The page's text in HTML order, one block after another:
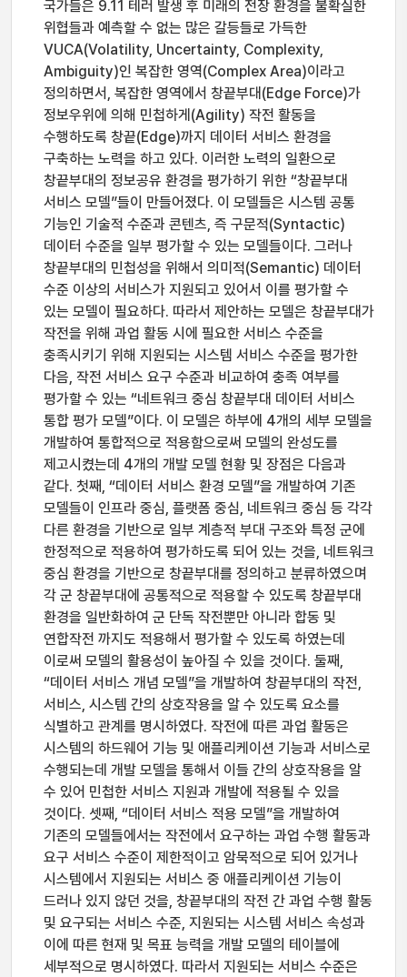
국가들은 9.11 테러 발생 후 미래의 전장 환경을 불확실한
위협들과 예측할 수 없는 많은 갈등들로 가득한
VUCA(Volatility, Uncertainty, Complexity,
Ambiguity)인 복잡한 영역(Complex Area)이라고
정의하면서, 복잡한 영역에서 창끝부대(Edge Force)가
정보우위에 의해 민첩하게(Agility) 작전 활동을
수행하도록 창끝(Edge)까지 데이터 서비스 환경을
구축하는 노력을 하고 있다. 이러한 노력의 일환으로
창끝부대의 정보공유 환경을 평가하기 위한 “창끝부대
서비스 모델”들이 만들어졌다. 이 모델들은 시스템 공통
기능인 기술적 수준과 콘텐츠, 즉 구문적(Syntactic)
데이터 수준을 일부 평가할 수 있는 모델들이다. 그러나
창끝부대의 민첩성을 위해서 의미적(Semantic) 데이터
수준 이상의 서비스가 지원되고 있어서 이를 평가할 수
있는 모델이 필요하다. 따라서 제안하는 모델은 창끝부대가
작전을 위해 과업 활동 시에 필요한 서비스 수준을
충족시키기 위해 지원되는 시스템 서비스 수준을 평가한
다음, 작전 서비스 요구 수준과 비교하여 충족 여부를
평가할 수 있는 “네트워크 중심 창끝부대 데이터 서비스
통합 평가 모델”이다. 이 모델은 하부에 4개의 세부 모델을
개발하여 통합적으로 적용함으로써 모델의 완성도를
제고시켰는데 4개의 개발 모델 현황 및 장점은 다음과
같다. 첫째, “데이터 서비스 환경 모델”을 개발하여 기존
모델들이 인프라 중심, 플랫폼 중심, 네트워크 중심 등 각각
다른 환경을 기반으로 일부 계층적 부대 구조와 특정 군에
한정적으로 적용하여 평가하도록 되어 있는 것을, 네트워크
중심 환경을 기반으로 창끝부대를 정의하고 분류하였으며
각 군 창끝부대에 공통적으로 적용할 수 있도록 창끝부대
환경을 일반화하여 군 단독 작전뿐만 아니라 합동 및
연합작전 까지도 적용해서 평가할 수 있도록 하였는데
이로써 모델의 활용성이 높아질 수 있을 것이다. 둘째,
“데이터 서비스 개념 모델”을 개발하여 창끝부대의 작전,
서비스, 시스템 간의 상호작용을 알 수 있도록 요소를
식별하고 관계를 명시하였다. 작전에 따른 과업 활동은
시스템의 하드웨어 기능 및 애플리케이션 기능과 서비스로
수행되는데 개발 모델을 통해서 이들 간의 상호작용을 알
수 있어 민첩한 서비스 지원과 개발에 적용될 수 있을
것이다. 셋째, “데이터 서비스 적용 모델”을 개발하여
기존의 모델들에서는 작전에서 요구하는 과업 수행 활동과
요구 서비스 수준이 제한적이고 암묵적으로 되어 있거나
시스템에서 지원되는 서비스 중 애플리케이션 기능이
드러나 있지 않던 것을, 창끝부대의 작전 간 과업 수행 활동
및 요구되는 서비스 수준, 지원되는 시스템 서비스 속성과
이에 따른 현재 및 목표 능력을 개발 모델의 테이블에
세부적으로 명시하였다. 따라서 지원되는 서비스 수준은